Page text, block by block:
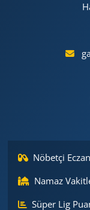
Nöbetçi
Namaz
Süper Lig